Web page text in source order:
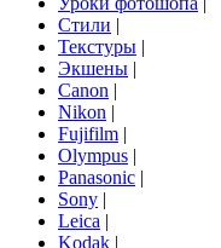
Стили |
Текстуры |
Экшены |
Canon |
Nikon |
Fujifilm |
Olympus |
Panasonic |
Sony |
Leica |
Kodak |